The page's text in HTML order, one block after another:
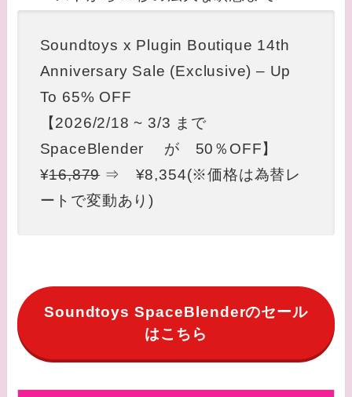
Soundtoys x Plugin Boutique 14th
Anniversary Sale (Exclusive) – Up
To 65% OFF
【2026/2/18 ~ 3/3 まで
SpaceBlender が 50％OFF】
¥16,879⇒ ¥8,354(※価格は為替レ
ートで変動あり)
Soundtoys SpaceBlenderのセール
はこちら